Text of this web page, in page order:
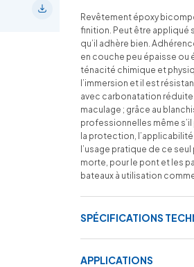
Revêtement époxy
finition. Peut être appliqué
qu’il adhère bien.
en couche peu épaisse ou
ténacité chimique et
l’immersion et il est
avec carbonatation
maculage ; grâce au
professionnelles même
la protection,
l’usage pratique de ce
morte, pour le pont et les
bateaux à utilisation
SPÉCIFICATIONS
APPLICATIONS